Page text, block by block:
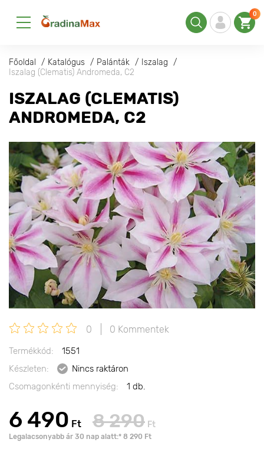
0
Főoldal Katalógus Palánták
Iszalag
Iszalag (Clematis) Andromeda, С2
ISZALAG (CLEMATIS)
ANDROMEDA, С2
0 0 Kommentek
Termékkód:
1551
Készleten:
Nincs raktáron
Csomagonkénti mennyiség:
1 db.
6 490 Ft 8 290 Ft
Legalacsonyabb ár 30 nap alatt:* 8 290 Ft